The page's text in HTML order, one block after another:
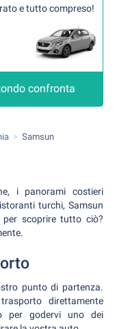
e tutto compreso!
confronta
Samsun
i panorami costieri
turchi, Samsun
scoprire tutto ciò?
punto di partenza.
direttamente
per godervi uno dei